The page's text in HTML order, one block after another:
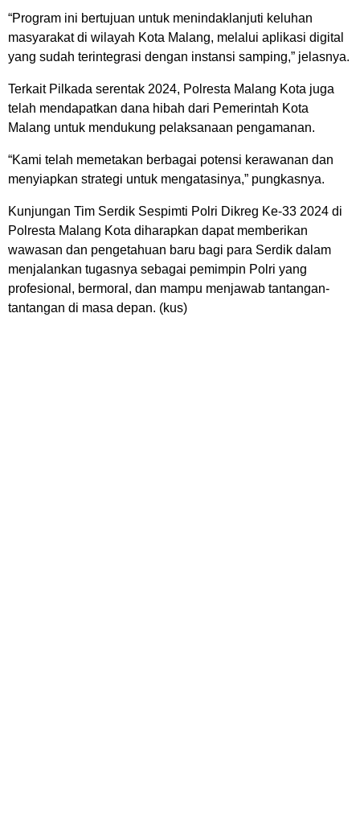
“Program ini bertujuan untuk menindaklanjuti keluhan
masyarakat di wilayah Kota Malang, melalui aplikasi digital
yang sudah terintegrasi dengan instansi samping,” jelasnya.
Terkait Pilkada serentak 2024, Polresta Malang Kota juga
telah mendapatkan dana hibah dari Pemerintah Kota
Malang untuk mendukung pelaksanaan pengamanan.
“Kami telah memetakan berbagai potensi kerawanan dan
menyiapkan strategi untuk mengatasinya,” pungkasnya.
Kunjungan Tim Serdik Sespimti Polri Dikreg Ke-33 2024 di
Polresta Malang Kota diharapkan dapat memberikan
wawasan dan pengetahuan baru bagi para Serdik dalam
menjalankan tugasnya sebagai pemimpin Polri yang
profesional, bermoral, dan mampu menjawab tantangan-
tantangan di masa depan. (kus)